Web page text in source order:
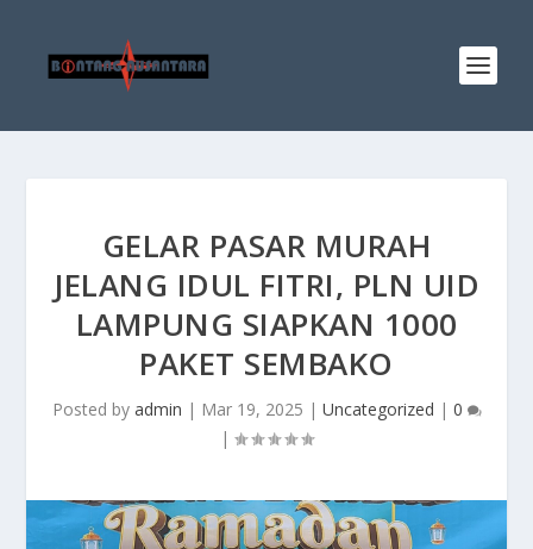
GELAR PASAR MURAH
JELANG IDUL FITRI, PLN UID
LAMPUNG SIAPKAN 1000
PAKET SEMBAKO
Posted by admin | Mar 19, 2025 | Uncategorized | 0
|